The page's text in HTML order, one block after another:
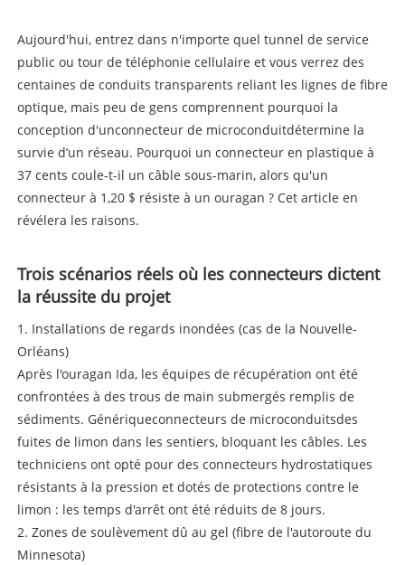
Aujourd'hui, entrez dans n'importe quel tunnel de service
public ou tour de téléphonie cellulaire et vous verrez des
centaines de conduits transparents reliant les lignes de fibre
optique, mais peu de gens comprennent pourquoi la
conception d'unconnecteur de microconduitdétermine la
survie d’un réseau. Pourquoi un connecteur en plastique à
37 cents coule-t-il un câble sous-marin, alors qu'un
connecteur à 1,20 $ résiste à un ouragan ? Cet article en
révélera les raisons.
Trois scénarios réels où les connecteurs dictent
la réussite du projet
1. Installations de regards inondées (cas de la Nouvelle-
Orléans)
Après l'ouragan Ida, les équipes de récupération ont été
confrontées à des trous de main submergés remplis de
sédiments. Génériqueconnecteurs de microconduitsdes
fuites de limon dans les sentiers, bloquant les câbles. Les
techniciens ont opté pour des connecteurs hydrostatiques
résistants à la pression et dotés de protections contre le
limon : les temps d'arrêt ont été réduits de 8 jours.
2. Zones de soulèvement dû au gel (fibre de l'autoroute du
Minnesota)